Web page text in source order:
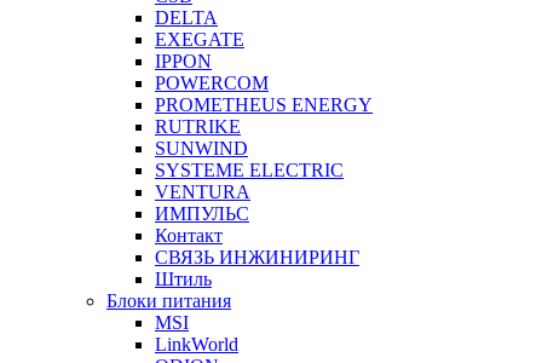
DELTA
EXEGATE
IPPON
POWERCOM
PROMETHEUS ENERGY
RUTRIKE
SUNWIND
SYSTEME ELECTRIC
VENTURA
ИМПУЛЬС
Контакт
СВЯЗЬ ИНЖИНИРИНГ
Штиль
Блоки питания
MSI
LinkWorld